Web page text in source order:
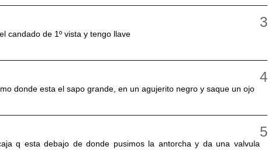
candado de 1º vista y tengo llave
donde esta el sapo grande, en un agujerito negro y saque un ojo
q esta debajo de donde pusimos la antorcha y da una valvula